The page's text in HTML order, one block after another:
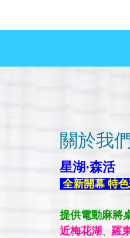
關於我
星湖·森活
全新開幕 特
提供電動麻將
近梅花湖、 羅